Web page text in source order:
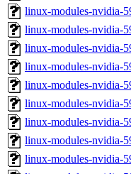
linux-modules-nvidia-
linux-modules-nvidia-
linux-modules-nvidia-
linux-modules-nvidia-
linux-modules-nvidia-
linux-modules-nvidia-
linux-modules-nvidia-
linux-modules-nvidia-
linux-modules-nvidia-